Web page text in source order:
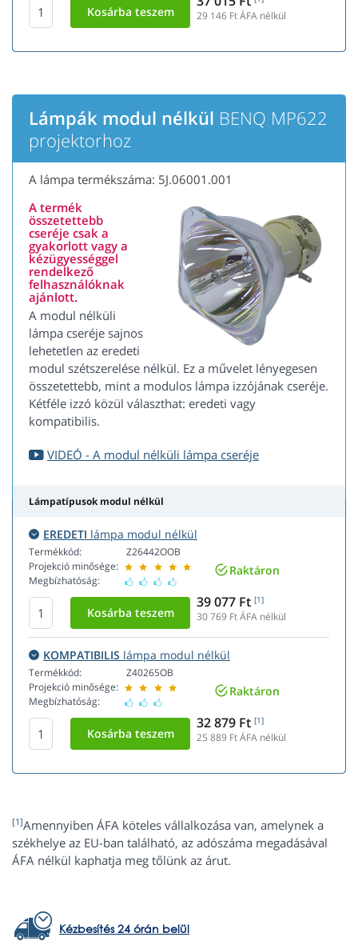
29 146 Ft ÁFA nélkül
Lámpák modul nélkül BENQ MP622
projektorhoz
A lámpa termékszáma: 5J.06001.001
A termék
összetettebb
cseréje csak a
gyakorlott vagy a
kézügyességgel
rendelkező
felhasználóknak
ajánlott.
A modul nélküli
lámpa cseréje sajnos
lehetetlen az eredeti
modul szétszerelése nélkül. Ez a művelet lényegesen
összetettebb, mint a modulos lámpa izzójának cseréje.
Kétféle izzó közül választhat: eredeti vagy
kompatibilis.
VIDEÓ - A modul nélküli lámpa cseréje
Lámpatípusok modul nélkül
EREDETI lámpa modul nélkül
Termékkód:
Projekció minősége:
Megbízhatóság:
Z26442OOB
Raktáron
39 077 Ft [1]
30 769 Ft ÁFA nélkül
KOMPATIBILIS lámpa modul nélkül
Termékkód:
Projekció minősége:
Megbízhatóság:
Z40265OB
Raktáron
32 879 Ft [1]
25 889 Ft ÁFA nélkül
[1]Amennyiben ÁFA köteles vállalkozása van, amelynek a
székhelye az EU-ban található, az adószáma megadásával
ÁFA nélkül kaphatja meg tőlünk az árut.
Kézbesítés 24 órán belül